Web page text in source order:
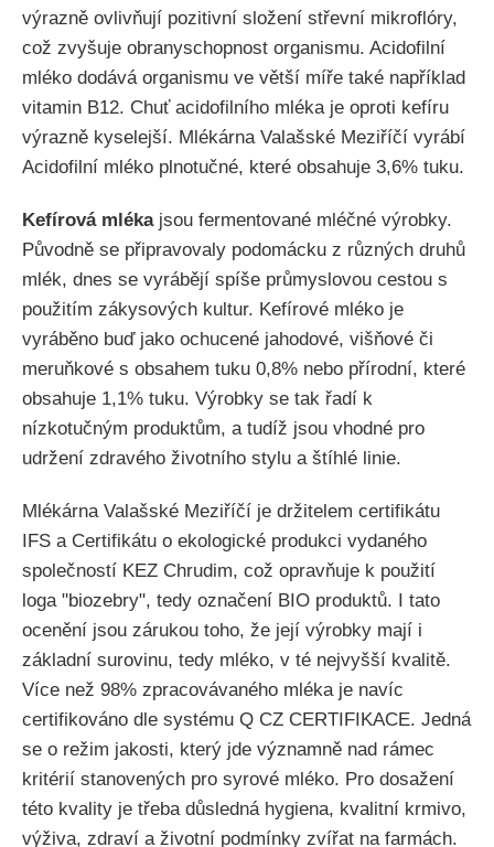
výrazně ovlivňují pozitivní složení střevní mikroflóry,
což zvyšuje obranyschopnost organismu. Acidofilní
mléko dodává organismu ve větší míře také například
vitamin B12. Chuť acidofilního mléka je oproti kefíru
výrazně kyselejší. Mlékárna Valašské Meziříčí vyrábí
Acidofilní mléko plnotučné, které obsahuje 3,6% tuku.
Kefírová mlékajsou fermentované mléčné výrobky.
Původně se připravovaly podomácku z různých druhů
mlék, dnes se vyrábějí spíše průmyslovou cestou s
použitím zákysových kultur. Kefírové mléko je
vyráběno buď jako ochucené jahodové, višňové či
meruňkové s obsahem tuku 0,8% nebo přírodní, které
obsahuje 1,1% tuku. Výrobky se tak řadí k
nízkotučným produktům, a tudíž jsou vhodné pro
udržení zdravého životního stylu a štíhlé linie.
Mlékárna Valašské Meziříčí je držitelem certifikátu
IFS a Certifikátu o ekologické produkci vydaného
společností KEZ Chrudim, což opravňuje k použití
loga "biozebry", tedy označení BIO produktů. I tato
ocenění jsou zárukou toho, že její výrobky mají i
základní surovinu, tedy mléko, v té nejvyšší kvalitě.
Více než 98% zpracovávaného mléka je navíc
certifikováno dle systému Q CZ CERTIFIKACE. Jedná
se o režim jakosti, který jde významně nad rámec
kritérií stanovených pro syrové mléko. Pro dosažení
této kvality je třeba důsledná hygiena, kvalitní krmivo,
výživa, zdraví a životní podmínky zvířat na farmách.